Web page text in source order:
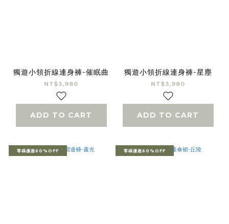
獨遊小領折線連身褲-催眠曲
NT$3,980
ADD TO CART
獨遊小領折線連身褲-星塵
NT$3,980
ADD TO CART
零碼優惠60%OFF 零碼優惠60%OFF